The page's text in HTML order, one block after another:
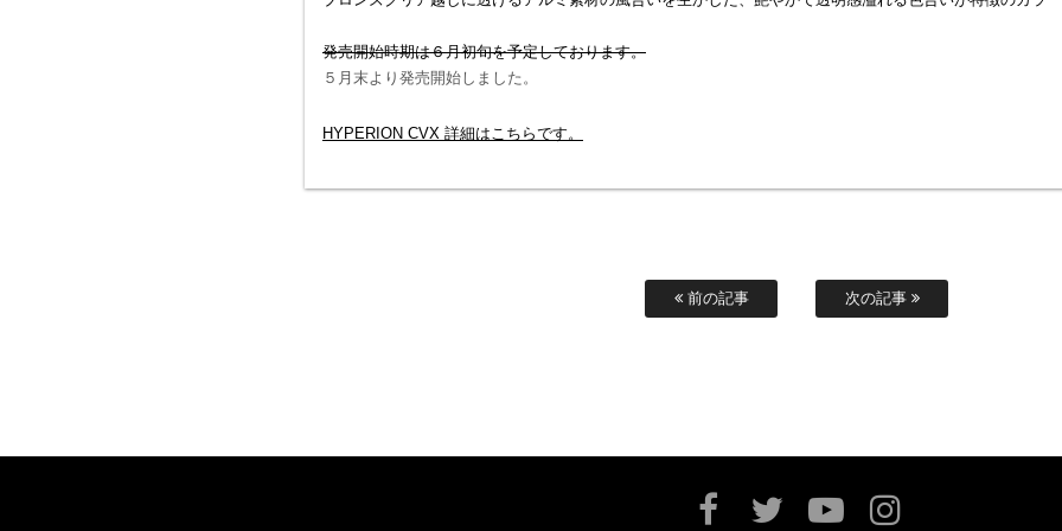
発売開始時期は６月初旬を予定しております。
５月末より発売開始しました。
HYPERION CVX 詳細はこちらです。
前の記事 次の記事